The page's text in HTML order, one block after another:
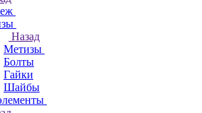
Назад
Метизы
Болты
Гайки
Шайбы